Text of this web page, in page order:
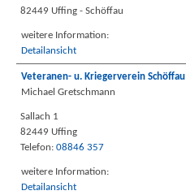
82449 Uffing - Schöffau
weitere Information:
Detailansicht
Veteranen- u. Kriegerverein Schöffau
Michael Gretschmann
Sallach 1
82449 Uffing
Telefon: 08846 357
weitere Information:
Detailansicht